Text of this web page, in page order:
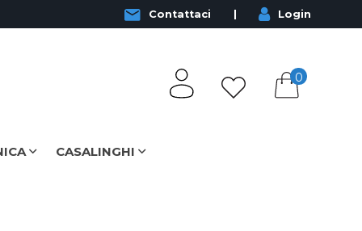
Contattaci Login
0
CASALINGHI